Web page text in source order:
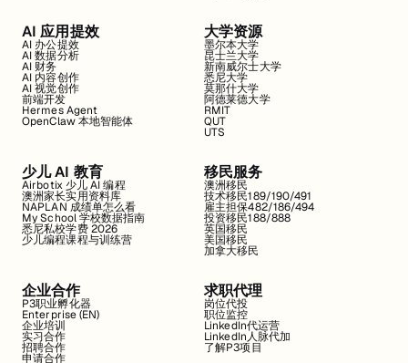
AI 应用提效
AI 办公提效
AI 数据分析
AI 财务
AI 内容创作
AI 视觉创作
前端开发
Hermes Agent
OpenClaw 本地智能体
大学资源
墨尔本大学
昆士兰大学
新南威尔士大学
悉尼大学
莫那什大学
阿德莱德大学
RMIT
QUT
UTS
少儿 AI 教育
Airbotix 少儿 AI 编程
澳洲家长实用资料库
NAPLAN 成绩单怎么看
My School 学校数据指南
悉尼私校学费 2026
少儿编程课程与训练营
移民服务
澳洲移民
技术移民189/190/491
雇主担保482/186/494
投资移民188/888
英国移民
美国移民
加拿大移民
企业合作
P3职业孵化器
Enterprise (EN)
企业培训
实习合作
招聘合作
申请合作
求职代理
岗位代投
职位监控
LinkedIn代运营
LinkedIn人脉代加
了解P3项目